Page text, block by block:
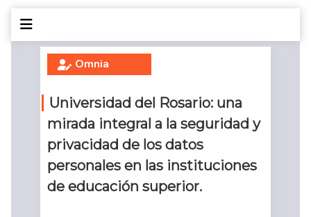
Omnia
Universidad del Rosario: una
mirada integral a la seguridad y
privacidad de los datos
personales en las instituciones
de educación superior.